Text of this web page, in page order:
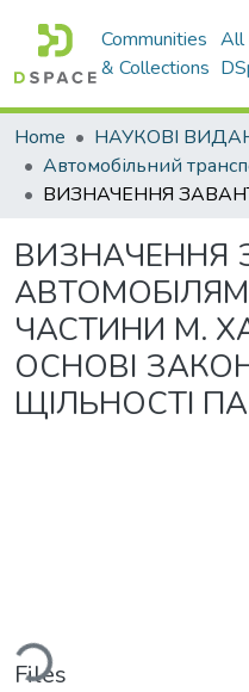
Communities
& Collections
All
Home
ВИЗНАЧЕННЯ
ЧАСТИНИ М.
ОСНОВІ
ЩІЛЬНОСТІ
Files